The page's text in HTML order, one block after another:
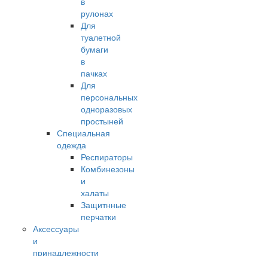
рулонах
Для
туалетной
бумаги
в
пачках
Для
персональных
одноразовых
простыней
Специальная
одежда
Респираторы
Комбинезоны
и
халаты
Защитнные
перчатки
Аксессуары
и
принадлежности